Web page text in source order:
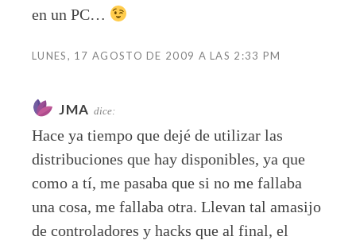
en un PC…
LUNES, 17 AGOSTO DE 2009 A LAS 2:33 PM
JMA dice:
Hace ya tiempo que dejé de utilizar las
distribuciones que hay disponibles, ya que
como a tí, me pasaba que si no me fallaba
una cosa, me fallaba otra. Llevan tal amasijo
de controladores y hacks que al final, el